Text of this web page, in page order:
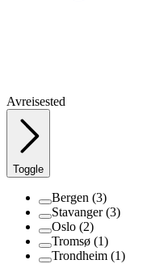
Avreisested
Toggle
Bergen (3)
Stavanger(3)
Oslo (2)
Tromsø (1)
Trondheim (1)